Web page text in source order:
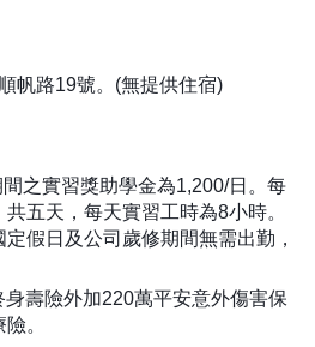
帆路19號。(無提供住宿)
之實習獎助學金為1,200/日。每
五天，每天實習工時為8小時。
假日及公司歲修期間無需出勤，
壽險外加220萬平安意外傷害保
。